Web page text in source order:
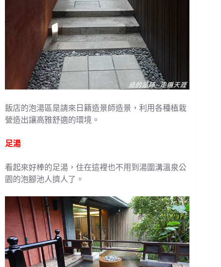
飯店的泡湯區是請來日籍造景師造景，利用各種植栽
營造出讓高雅舒適的環境。
足湯
看起來好棒的足湯，住在這裡也不用到湯圍溝溫泉公
園的泡腳池人擠人了。